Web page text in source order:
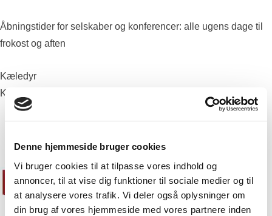
Denne hjemmeside bruger cookies
Vi bruger cookies til at tilpasse vores indhold og
annoncer, til at vise dig funktioner til sociale medier og til
at analysere vores trafik. Vi deler også oplysninger om
din brug af vores hjemmeside med vores partnere inden
Åbningstider for selskaber og konferencer: alle ugens dage til
frokost og aften
Kæledyr
Kæledyr er ikke tilladt på Knudhule Badehotel.